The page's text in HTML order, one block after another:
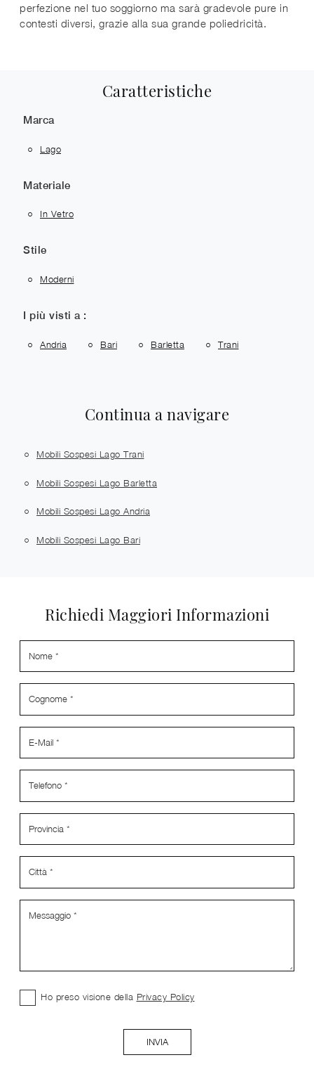
perfezione nel tuo soggiorno ma sarà gradevole pure in
contesti diversi, grazie alla sua grande poliedricità.
Caratteristiche
Marca
Lago
Materiale
In Vetro
Stile
Moderni
I più visti a :
Andria Bari Barletta Trani
Continua a navigare
Mobili Sospesi Lago Trani
Mobili Sospesi Lago Barletta
Mobili Sospesi Lago Andria
Mobili Sospesi Lago Bari
Richiedi Maggiori Informazioni
Ho preso visione della Privacy Policy
INVIA